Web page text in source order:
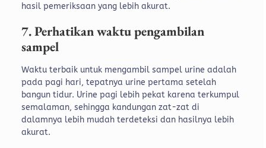
hasil pemeriksaan yang lebih akurat.
7. Perhatikan waktu pengambilan
sampel
Waktu terbaik untuk mengambil sampel urine adalah
pada pagi hari, tepatnya urine pertama setelah
bangun tidur. Urine pagi lebih pekat karena terkumpul
semalaman, sehingga kandungan zat-zat di
dalamnya lebih mudah terdeteksi dan hasilnya lebih
akurat.